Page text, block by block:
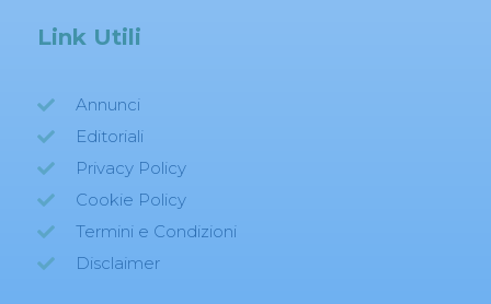
Link Utili
Annunci
Editoriali
Privacy Policy
Cookie Policy
Termini e Condizioni
Disclaimer